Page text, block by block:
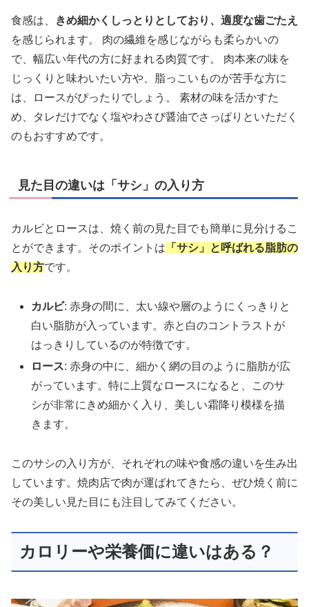
食感は、
きめ細かくしっとりとしており、適度な歯ごたえ
を感じられます。 肉の繊維を感じながらも柔らかいの
で、幅広い年代の方に好まれる肉質です。 肉本来の味を
じっくりと味わいたい方や、脂っこいものが苦手な方に
は、ロースがぴったりでしょう。 素材の味を活かすた
め、タレだけでなく塩やわさび醤油でさっぱりといただく
のもおすすめです。
見た目の違いは「サシ」の入り方
カルビとロースは、焼く前の見た目でも簡単に見分けるこ
とができます。そのポイントは 「サシ」と呼ばれる脂肪の
入り方です。
カルビ: 赤身の間に、太い線や層のようにくっきりと
白い脂肪が入っています。赤と白のコントラストが
はっきりしているのが特徴です。
ロース: 赤身の中に、細かく網の目のように脂肪が広
がっています。特に上質なロースになると、このサ
シが非常にきめ細かく入り、美しい霜降り模様を描
きます。
このサシの入り方が、それぞれの味や食感の違いを生み出
しています。焼肉店で肉が運ばれてきたら、ぜひ焼く前に
その美しい見た目にも注目してみてください。
カロリーや栄養価に違いはある？